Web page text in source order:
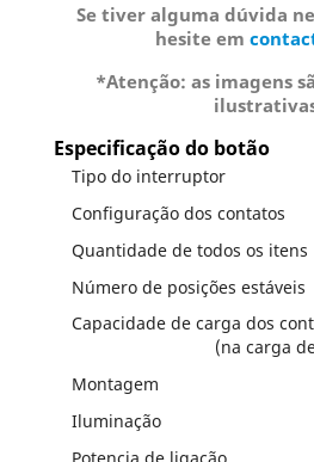
Se tiver alguma dúvida
hesite em
*Atenção: as imagens
Especificação do botão
Tipo do interruptor
Configuração dos contatos
Quantidade de todos os itens
Número de posições estáveis
Capacidade de carga dos
(na carga
Montagem
Iluminação